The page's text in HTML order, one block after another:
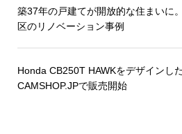
築37年の戸建てが開放的な住まいに
区のリノベーション事例
Honda CB250T HAWKをデザインし
CAMSHOP.JPで販売開始